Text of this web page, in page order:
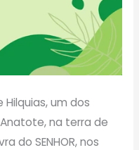
um dos
na terra de
do SENHOR, nos